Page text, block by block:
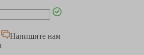
Напишите нам